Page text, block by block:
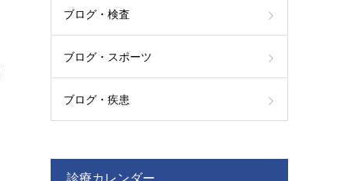
ブログ・検査
ブログ・スポーツ
ブログ・疾患
診療カレンダー